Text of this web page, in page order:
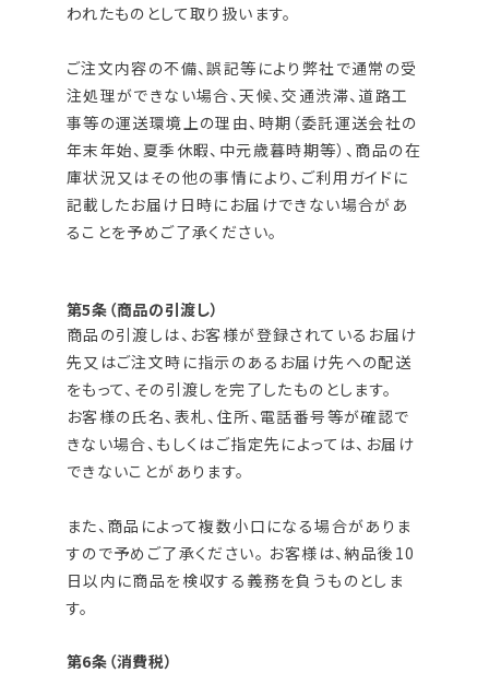
われたものとして取り扱います。
ご注文内容の不備、誤記等により弊社で通常の受
注処理ができない場合、天候、交通渋滞、道路工
事等の運送環境上の理由、時期（委託運送会社の
年末年始、夏季休暇、中元歳暮時期等）、商品の在
庫状況又はその他の事情により、ご利用ガイドに
記載したお届け日時にお届けできない場合があ
ることを予めご了承ください。
第5条（商品の引渡し）
商品の引渡しは、お客様が登録されているお届け
先又はご注文時に指示のあるお届け先への配送
をもって、その引渡しを完了したものとします。
お客様の氏名、表札、住所、電話番号等が確認で
きない場合、もしくはご指定先によっては、お届け
できないことがあります。
また、商品によって複数小口になる場合がありま
すので予めご了承ください。 お客様は、納品後10
日以内に商品を検収する義務を負うものとしま
す。
第6条（消費税）